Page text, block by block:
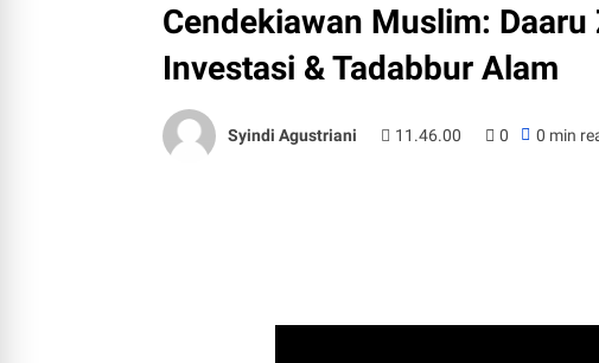
Cendekiawan Muslim:
Investasi & Tadabbur Alam
Syindi Agustriani 11.46.00 0 0 min